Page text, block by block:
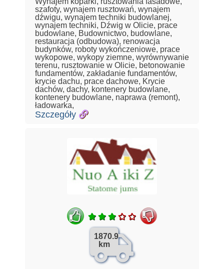
szafoty, wynajem rusztowań, wynajem
dźwigu, wynajem techniki budowlanej,
wynajem techniki, Dźwig w Olicie, prace
budowlane, Budownictwo, budowlane,
restauracja (odbudowa), renowacja
budynków, roboty wykończeniowe, prace
wykopowe, wykopy ziemne, wyrównywanie
terenu, rusztowanie w Olicie, betonowanie
fundamentów, zakładanie fundamentów,
krycie dachu, prace dachowe, Krycie
dachów, dachy, kontenery budowlane,
kontenery budowlane, naprawa (remont),
ładowarka,
Szczegóły
1870.9
km